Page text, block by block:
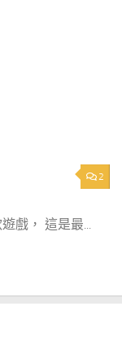
2
戲， 這是最...